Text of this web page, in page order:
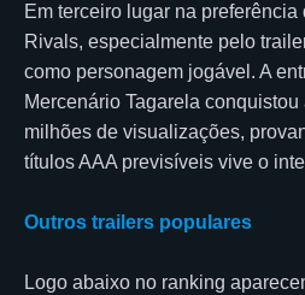
Em terceiro lugar na preferência
Rivals, especialmente pelo
como personagem jogável. A
Mercenário Tagarela
milhões de visualizações,
títulos AAA previsíveis vive o
Outros trailers populares
Logo abaixo no ranking